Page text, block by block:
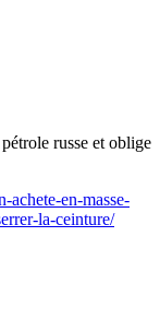
russe et oblige
achete-en-masse-
la-ceinture/